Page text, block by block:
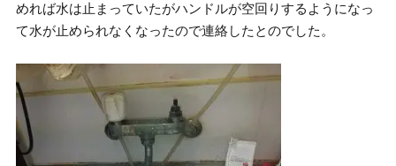
めれば水は止まっていたがハンドルが空回りするようになっ
て水が止められなくなったので連絡したとのでした。